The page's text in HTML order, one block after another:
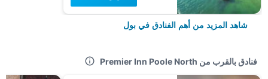
شاهد المزيد من أهم الفنادق في بول
فنادق بالقرب من Premier Inn Poole North